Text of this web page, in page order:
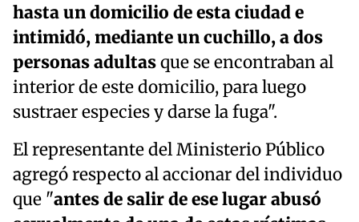
hasta un domicilio de esta ciudad e
intimidó, mediante un cuchillo, a dos
personas adultasque se encontraban al
interior de este domicilio, para luego
sustraer especies y darse la fuga".
El representante del Ministerio Público
agregó respecto al accionar del individuo
que "antes de salir de ese lugar abusó